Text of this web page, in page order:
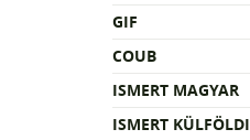
GIF
COUB
ISMERT MAGYAR
ISMERT KÜLFÖLDI